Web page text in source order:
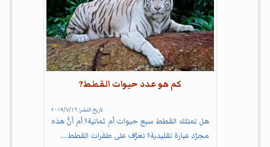
كم هو عدد حيوات القطط?
تاريخ النشر: ١٦‏/٧‏/٢٠١٩
هل تمتلك القطط سبع حيوات أم ثمانية؟ أم أنَّ هذه
مجرّد عبارة تقليدية؟ تعرَّف على طفرات القطط....